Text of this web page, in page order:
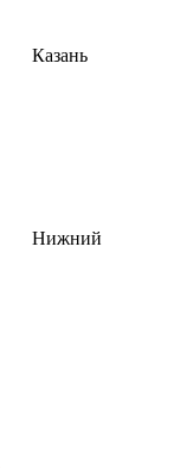
Казань
Нижний